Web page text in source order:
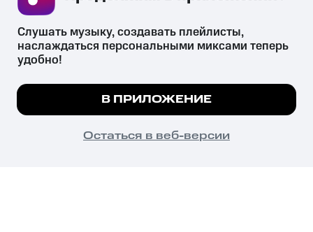
психотропных веществ, их аналогов причиняет вред здоровью,
их незаконный оборот запрещён и влечёт установленную
законодательством ответственность.
© 2026 ООО «КИОН».
Все права защищены
Мы используем куки, чтобы на сайте все
Подробнее
ПОНЯТНО
Слушать музыку, создавать плейлисты,
наслаждаться персональными миксами теперь
удобно!
В ПРИЛОЖЕНИЕ
Остаться в веб-версии